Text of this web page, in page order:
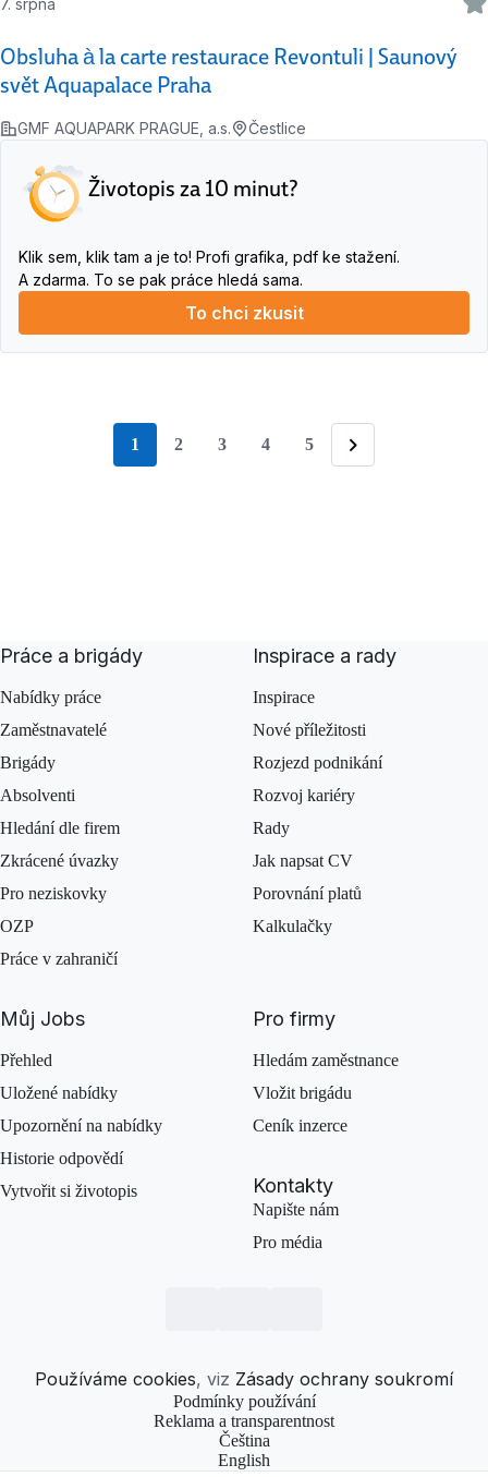
Obsluha à la carte restaurace Revontuli | Saunový
svět Aquapalace Praha
GMF AQUAPARK PRAGUE, a.s. Čestlice
Životopis za 10 minut?
Klik sem, klik tam a je to! Profi grafika, pdf ke stažení.
A zdarma. To se pak práce hledá sama.
To chci zkusit
stránka
1 2 3 4 5
Následující
Práce a brigády
Nabídky práce
Zaměstnavatelé
Brigády
Absolventi
Hledání dle firem
Zkrácené úvazky
Pro neziskovky
OZP
Práce v zahraničí
Inspirace a rady
Inspirace
Nové příležitosti
Rozjezd podnikání
Rozvoj kariéry
Rady
Jak napsat CV
Porovnání platů
Kalkulačky
Můj Jobs
Přehled
Uložené nabídky
Upozornění na nabídky
Historie odpovědí
Vytvořit si životopis
Pro firmy
Hledám zaměstnance
Vložit brigádu
Ceník inzerce
Kontakty
Napište nám
Pro média
Používáme cookies, viz Zásady ochrany soukromí
Podmínky používání
Reklama a transparentnost
Čeština
English